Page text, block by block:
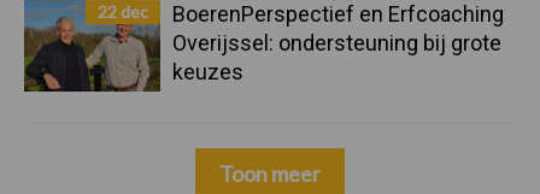
22 dec
BoerenPerspectief en Erfcoaching
Overijssel: ondersteuning bij grote
keuzes
Toon meer